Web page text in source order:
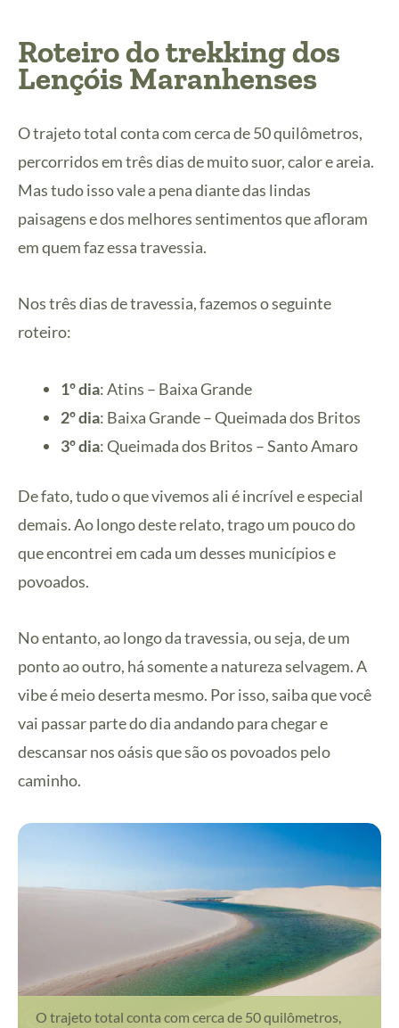
Roteiro do trekking dos
Lençóis Maranhenses
O trajeto total conta com cerca de 50 quilômetros,
percorridos em três dias de muito suor, calor e areia.
Mas tudo isso vale a pena diante das lindas
paisagens e dos melhores sentimentos que afloram
em quem faz essa travessia.
Nos três dias de travessia, fazemos o seguinte
roteiro:
1º dia: Atins – Baixa Grande
2º dia: Baixa Grande – Queimada dos Britos
3º dia: Queimada dos Britos – Santo Amaro
De fato, tudo o que vivemos ali é incrível e especial
demais. Ao longo deste relato, trago um pouco do
que encontrei em cada um desses municípios e
povoados.
No entanto, ao longo da travessia, ou seja, de um
ponto ao outro, há somente a natureza selvagem. A
vibe é meio deserta mesmo. Por isso, saiba que você
vai passar parte do dia andando para chegar e
descansar nos oásis que são os povoados pelo
caminho.
O trajeto total conta com cerca de 50 quilômetros,